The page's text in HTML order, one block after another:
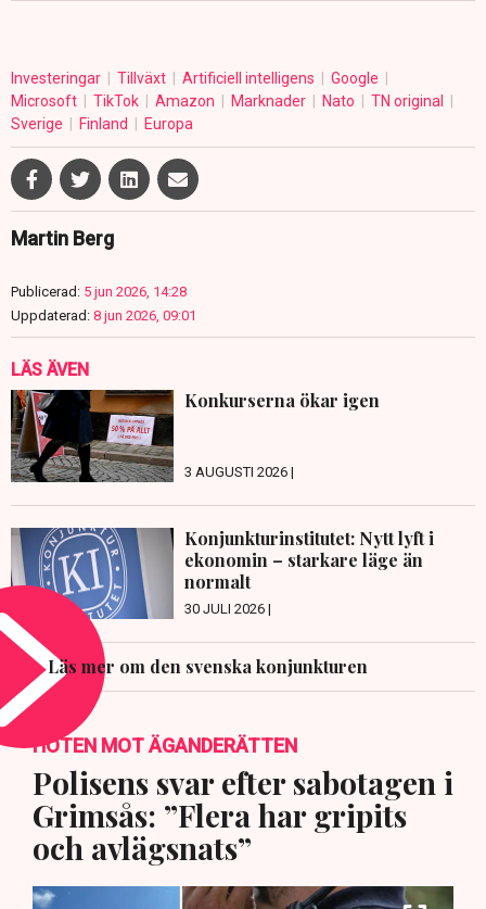
Investeringar Tillväxt Artificiell intelligens
Google
Microsoft
TikTok Amazon Marknader Nato
TN original
Sverige
Finland Europa
Martin Berg
Publicerad: 5 jun 2026, 14:28
Uppdaterad: 8 jun 2026, 09:01
LÄS ÄVEN
Konkurserna ökar igen
3 AUGUSTI 2026 |
Konjunkturinstitutet: Nytt lyft i
ekonomin – starkare läge än
normalt
30 JULI 2026 |
Läs mer om den svenska konjunkturen
HOTEN MOT ÄGANDERÄTTEN
Polisens svar efter sabotagen i
Grimsås: ”Flera har gripits
och avlägsnats”